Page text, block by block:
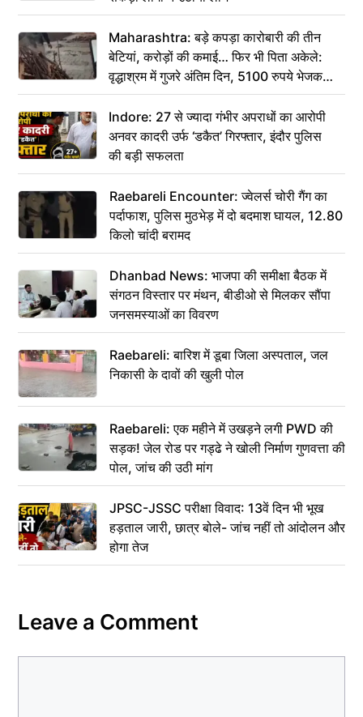
Maharashtra: बड़े कपड़ा कारोबारी की तीन
बेटियां, करोड़ों की कमाई… फिर भी पिता अकेले:
वृद्धाश्रम में गुजरे अंतिम दिन, 5100 रुपये भेजकर
कहा– अंतिम संस्कार कर दीजिए हम नहीं आ पाएंगे
Indore: 27 से ज्यादा गंभीर अपराधों का आरोपी
अनवर कादरी उर्फ ‘डकैत’ गिरफ्तार, इंदौर पुलिस
की बड़ी सफलता
Raebareli Encounter: ज्वेलर्स चोरी गैंग का
पर्दाफाश, पुलिस मुठभेड़ में दो बदमाश घायल, 12.80
किलो चांदी बरामद
Dhanbad News: भाजपा की समीक्षा बैठक में
संगठन विस्तार पर मंथन, बीडीओ से मिलकर सौंपा
जनसमस्याओं का विवरण
Raebareli: बारिश में डूबा जिला अस्पताल, जल
निकासी के दावों की खुली पोल
Raebareli: एक महीने में उखड़ने लगी PWD की
सड़क! जेल रोड पर गड्ढे ने खोली निर्माण गुणवत्ता की
पोल, जांच की उठी मांग
JPSC-JSSC परीक्षा विवाद: 13वें दिन भी भूख
हड़ताल जारी, छात्र बोले- जांच नहीं तो आंदोलन और
होगा तेज
Leave a Comment